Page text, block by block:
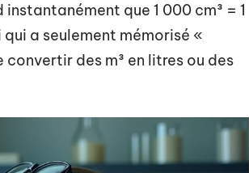
que 1 000 cm³ = 1
a seulement mémorisé «
des m³ en litres ou des